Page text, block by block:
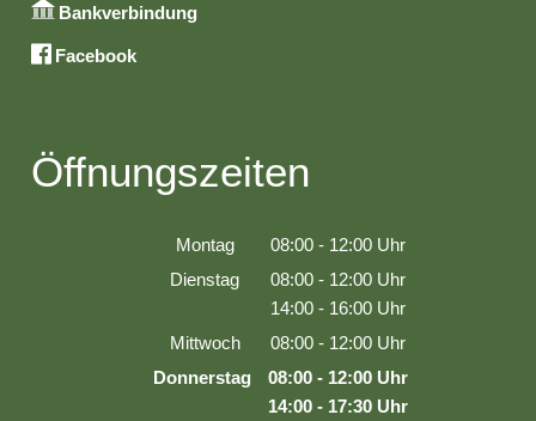
Bankverbindung
Facebook
Öffnungszeiten
Montag 08:00 - 12:00 Uhr
Von 08:00 bis 12:00 Uhr
Dienstag 08:00 - 12:00 Uhr
Von 08:00 bis 12:00 Uhr
14:00 - 16:00 Uhr
Von 14:00 bis 16:00 Uhr
Mittwoch 08:00 - 12:00 Uhr
Von 08:00 bis 12:00 Uhr
Donnerstag 08:00 - 12:00 Uhr
Von 08:00 bis 12:00 Uhr
14:00 - 17:30 Uhr